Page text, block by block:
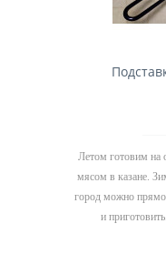
Летом готовим на
мясом в казане.
город можно прямо
и